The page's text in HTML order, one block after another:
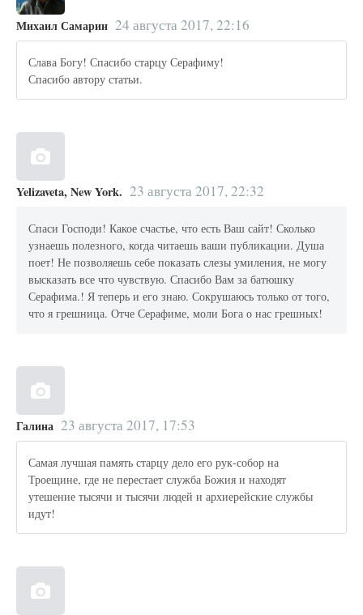
Михаил Самарин 24 августа 2017, 22:16
Слава Богу! Спасибо старцу Серафиму!
Спасибо автору статьи.
Yelizaveta, New York. 23 августа 2017, 22:32
Спаси Господи! Какое счастье, что есть Ваш сайт! Сколько
узнаешь полезного, когда читаешь ваши публикации. Душа
поет! Не позволяешь себе показать слезы умиления, не могу
высказать все что чувствую. Спасибо Вам за батюшку
Серафима.! Я теперь и его знаю. Сокрушаюсь только от того,
что я грешница. Отче Серафиме, моли Бога о нас грешных!
Галина 23 августа 2017, 17:53
Самая лучшая память старцу дело его рук-собор на
Троещине, где не перестает служба Божия и находят
утешение тысячи и тысячи людей и архиерейские службы
идут!